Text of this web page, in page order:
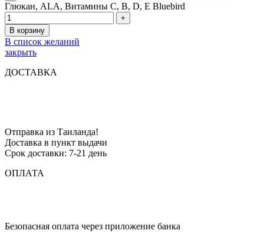
Глюкан, ALA, Витамины C, B, D, E Bluebird
В корзину
В список желаний
закрыть
ДОСТАВКА
Отправка из Таиланда!
Доставка в пункт выдачи
Срок доставки: 7-21 день
ОПЛАТА
Безопасная оплата через приложение банка